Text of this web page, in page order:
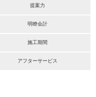
提案力
明瞭会計
施工期間
アフターサービス